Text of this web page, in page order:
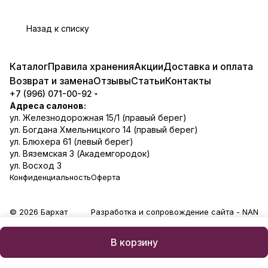
Назад к списку
В корзину
КаталогПравила храненияАкцииДоставка и оплата
Возврат и заменаОтзывыСтатьиКонтакты
+7 (996) 071-00-92
Адреса салонов:
ул. Железнодорожная 15/1 (правый берег)
ул. Богдана Хмельницкого 14 (правый берег)
ул. Блюхера 61 (левый берег)
ул. Вяземская 3 (Академгородок)
ул. Восход 3
КонфиденциальностьОферта
© 2026 Бархат Разработка и сопровождение сайта - NAN